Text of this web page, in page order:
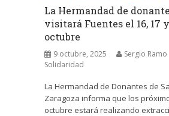
La Hermandad de
visitará Fuentes el 16, 17
octubre
9 octubre, 2025 Sergio Ramo
Solidaridad
La Hermandad de Donantes de
Zaragoza informa que los
octubre estará realizando